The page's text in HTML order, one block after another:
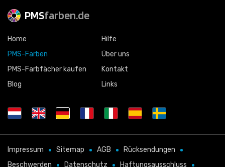
PMSfarben.de
Home
PMS-Farben
PMS-Farbfächer kaufen
Blog
Hilfe
Über uns
Kontakt
Links
Impressum Sitemap AGB
Rücksendungen
Beschwerden
Datenschutz Haftungsausschluss